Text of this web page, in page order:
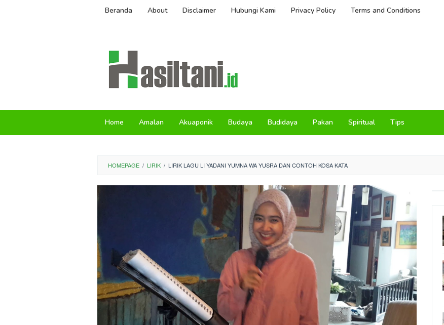
Beranda About Disclaimer Hubungi Kami Privacy Policy Terms and Conditions
Home Amalan Akuaponik Budaya Budidaya Pakan Spiritual Tips
HOMEPAGE / LIRIK / LIRIK LAGU LI YADANI YUMNA WA YUSRA DAN CONTOH KOSA KATA